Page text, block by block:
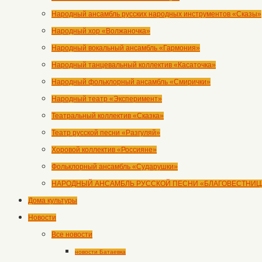
Народный ансамбль русских народных инструментов «Сказы»
Народный хор «Волжаночка»
Народный вокальный ансамбль «Гармония»
Народный танцевальный коллектив «Касаточка»
Народный фольклорный ансамбль «Смирички»
Народный театр «Эксперимент»
Театральный коллектив «Сказка»
Театр русской песни «Разгуляй»
Хоровой коллектив «Россияне»
Фольклорный ансамбль «Сударушки»
НАРОДНЫЙ АНСАМБЛЬ РУССКОЙ ПЕСНИ
Дома культуры
Новости
Все новости
новости Батаевка